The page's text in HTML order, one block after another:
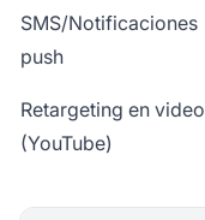
SMS/Notificaciones
push
Retargeting en video
(YouTube)